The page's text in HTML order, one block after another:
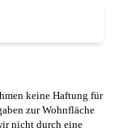
keine Haftung für
zur Wohnfläche
nicht durch eine